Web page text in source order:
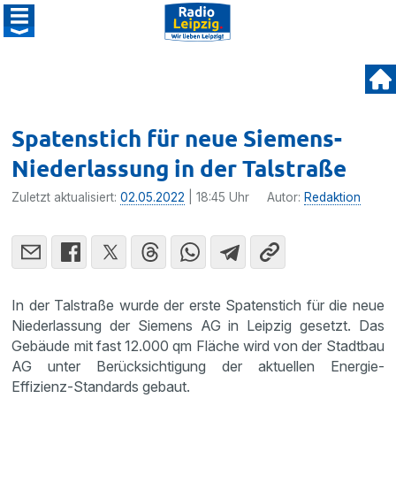
Spatenstich für neue Siemens-
Niederlassung in der Talstraße
Zuletzt aktualisiert:02.05.2022 | 18:45 Uhr Autor: Redaktion
In der Talstraße wurde der erste Spatenstich für die neue
Niederlassung der Siemens AG in Leipzig gesetzt. Das
Gebäude mit fast 12.000 qm Fläche wird von der Stadtbau
AG unter Berücksichtigung der aktuellen Energie-
Effizienz-Standards gebaut.